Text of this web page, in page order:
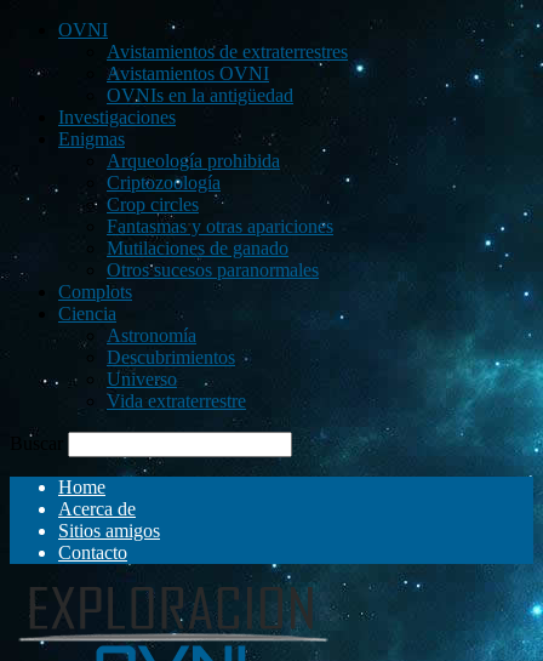
OVNI
Avistamientos de extraterrestres
Avistamientos OVNI
OVNIs en la antigüedad
Investigaciones
Enigmas
Arqueología prohibida
Criptozoología
Crop circles
Fantasmas y otras apariciones
Mutilaciones de ganado
Otros sucesos paranormales
Complots
Ciencia
Astronomía
Descubrimientos
Universo
Vida extraterrestre
Buscar
Home
Acerca de
Sitios amigos
Contacto